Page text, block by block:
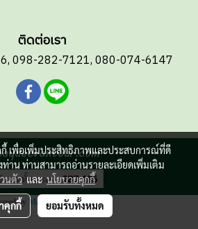
ติดต่อเรา
098-282-7121, 080-074-6147
าชมทั้งหมด 287,185
by MakeWebEasy.com
กี้ เพื่อเพิ่มประสิทธิภาพและประสบการณ์ที่ดี
ท่าน ท่านสามารถอ่านรายละเอียดเพิ่มเติม
นตัวและนโยบายคุกกี้
คุกกี้ ยอมรับทั้งหมด